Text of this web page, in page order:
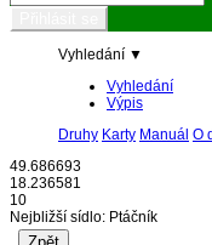
Vyhledání ▼
Vyhledání
Výpis
Druhy Karty Manuál O
49.686693
18.236581
10
Nejbližší sídlo: Ptáčník